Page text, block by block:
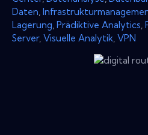
Daten
Lagerung Prädiktive Analytics
Server, Visuelle Analytik VPN